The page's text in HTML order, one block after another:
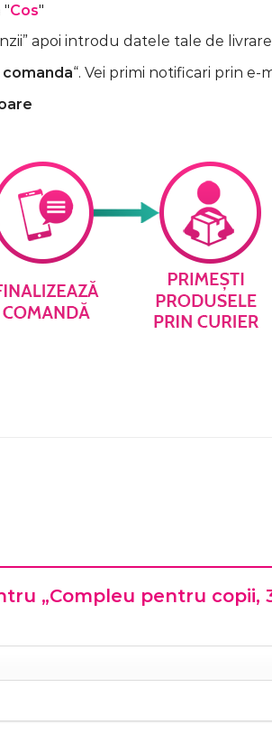
"Cos"
apoi introdu datele tale de livrare
comanda“. Vei primi notificari prin e-
„Compleu pentru copii,